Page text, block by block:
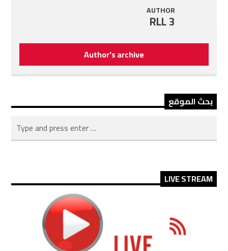
AUTHOR
RLL 3
Author's archive
بحث الموقع
LIVE STREAM